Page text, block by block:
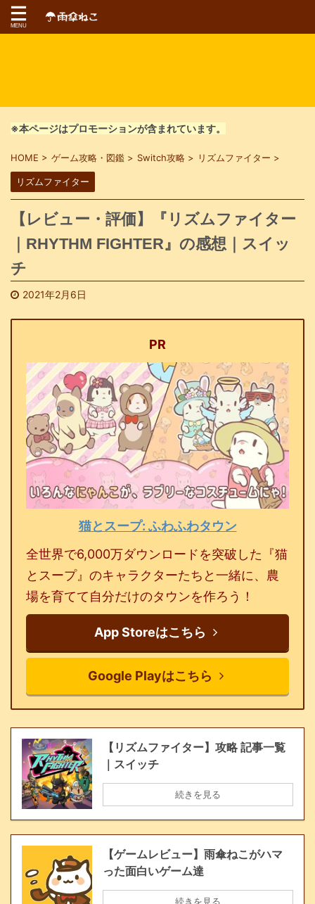
※本ページはプロモーションが含まれています。
HOME > ゲーム攻略・図鑑 > Switch攻略 > リズムファイター >
リズムファイター
【レビュー・評価】『リズムファイター
｜RHYTHM FIGHTER』の感想｜スイッ
チ
2021年2月6日
PR
猫とスープ: ふわふわタウン
全世界で6,000万ダウンロードを突破した『猫
とスープ』のキャラクターたちと一緒に、農
場を育てて自分だけのタウンを作ろう！
App Storeはこちら
Google Playはこちら
【リズムファイター】攻略 記事一覧
｜スイッチ
続きを見る
【ゲームレビュー】雨傘ねこがハマ
った面白いゲーム達
続きを見る